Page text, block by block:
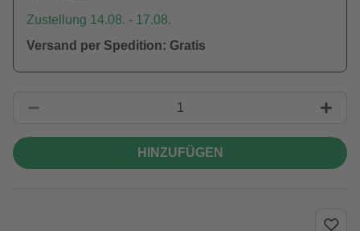
Zustellung 14.08. - 17.08.
Versand per Spedition: Gratis
HINZUFÜGEN